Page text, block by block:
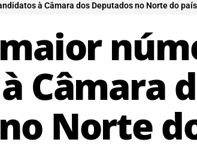
à Câmara dos Deputados no Norte do país
Câmara
Norte